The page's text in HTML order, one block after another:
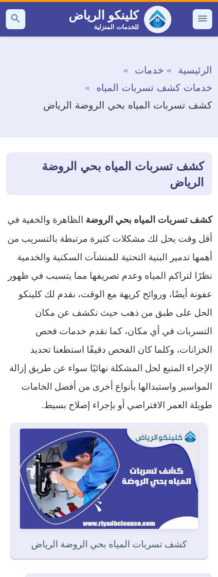
التجاوز
إلى القائمة
كلينكو الرياض
للخدمات المنزلية
بحث
عن
الرئيسية
خدمات
خدمات كشف تسربات المياه
كشف تسربات المياه بحي الروضة الرياض
كشف تسربات المياه بحي الروضة
الرياض
كشف تسربات المياه بحي الروضة الظاهرة والخفية في
أقل وقت يحل لك مشكلات كثيرة مرتبطة بالتسريب من
أهمها تدمير البنية التحتية للمنشآت السكنية والخدمية
نظرًا لتراكم المياه وعدم تصريفها مما يتسبب في ظهور
عفونة أيضًا، وروائح كريهة مع الوقت، نقدم لك كلينكو
الحل على طبق من ذهب حيث نكشف عن مكان
التسربات في أي مكان، كما نقدم خدمات فحص
الخزانات، وكلما كان الفحص دقيقًا استطعنا تحديد
الإجراء المتبع لحل المشكلة نهائيًا سواء عن طريق إزالة
المواسير واستبدالها بأنواع أخرى من أفضل الخامات
طويلة العمر الافتراضي أو بإجراء إصلاح بسيط.
كشف تسربات المياه بحي الروضة الرياض